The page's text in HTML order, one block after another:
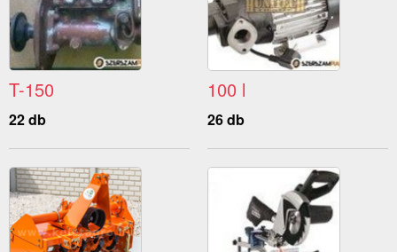
T-150
22 db
100 l
26 db